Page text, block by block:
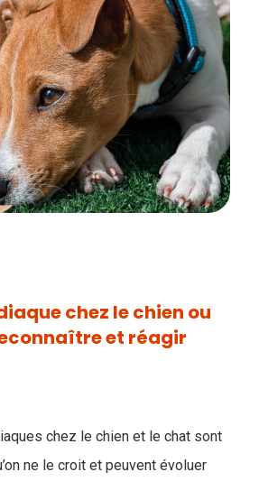
chez le chien ou
et réagir
chez le chien et le chat sont
ne le croit et peuvent évoluer